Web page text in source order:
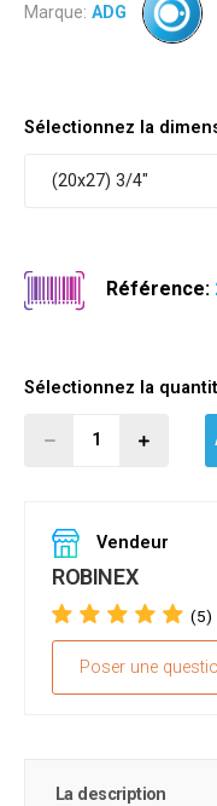
Marque: ADG
Sélectionnez la
(20x27) 3/4"
Référence:
Sélectionnez la
Vendeur
ROBINEX
(5)
Poser une
La description